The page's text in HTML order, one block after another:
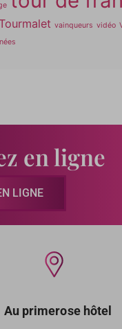
vainqueurs vidéo
en ligne
LIGNE
Au primerose hôtel